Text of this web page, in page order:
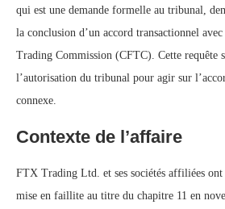
qui est une demande formelle au tribunal,
la conclusion d’un accord transactionnel
Trading Commission (CFTC). Cette requête
l’autorisation du tribunal pour agir sur
connexe.
Contexte de l’affaire
FTX Trading Ltd. et ses sociétés affiliées ont
mise en faillite au titre du chapitre 11 en